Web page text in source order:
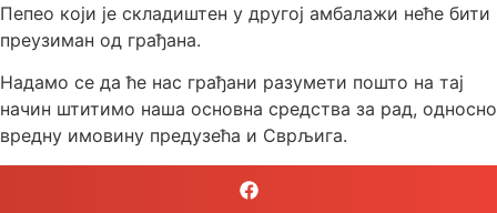
Пепео који је складиштен у другој амбалажи неће бити
преузиман од грађана.
Надамо се да ће нас грађани разумети пошто на тај
начин штитимо наша основна средства за рад, односно
вредну имовину предузећа и Сврљига.